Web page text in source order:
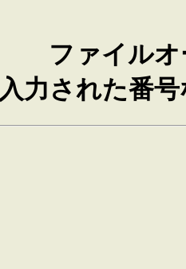
ファイル
入力された番